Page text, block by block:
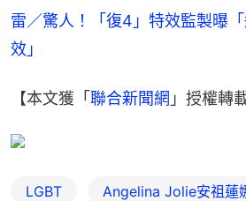
雷／驚人！「復4」特效監製曝
效」
【本文獲「聯合新聞網 」授權轉
LGBT Angelina Jolie安祖蓮